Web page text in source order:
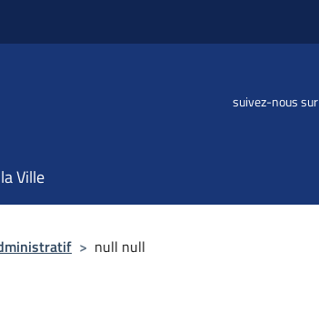
suivez-nous sur
Ville
> null null